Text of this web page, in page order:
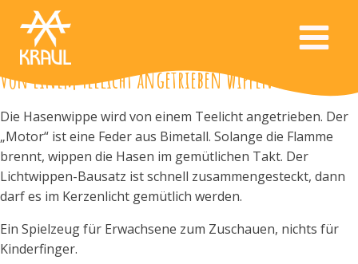
Von einem Teelicht angetrieben wippen die Hasen
Die Hasenwippe wird von einem Teelicht angetrieben. Der
„Motor“ ist eine Feder aus Bimetall. Solange die Flamme
brennt, wippen die Hasen im gemütlichen Takt. Der
Lichtwippen-Bausatz ist schnell zusammengesteckt, dann
darf es im Kerzenlicht gemütlich werden.
Ein Spielzeug für Erwachsene zum Zuschauen, nichts für
Kinderfinger.